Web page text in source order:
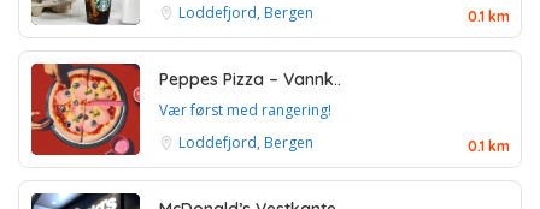
Loddefjord, Bergen
0.1 km
Peppes Pizza – Vannk..
Vær først med rangering!
Loddefjord, Bergen
0.1 km